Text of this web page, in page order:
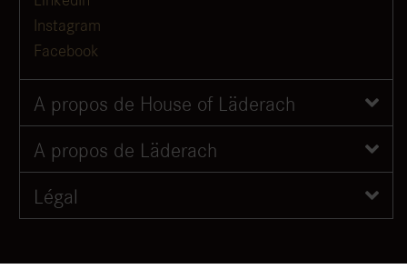
Instagram
Facebook
A propos de House of Läderach
A propos de Läderach
Légal